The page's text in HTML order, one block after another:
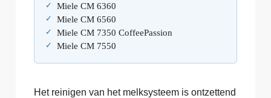
Miele CM 6360
Miele CM 6560
Miele CM 7350 CoffeePassion
Miele CM 7550
Het reinigen van het melksysteem is ontzettend